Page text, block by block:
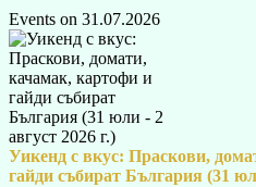
Events on 31.07.2026
Уикенд с вкус: Праскови,
гайди събират България (31